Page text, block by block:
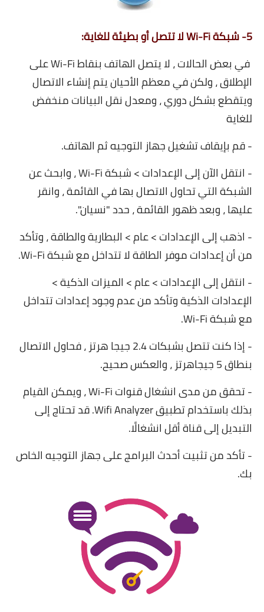
5- شبكة Wi-Fi لا تتصل أو بطيئة للغاية:
في بعض الحالات ، لا يتصل الهاتف بنقاط Wi-Fi على
الإطلاق ، ولكن في معظم الأحيان يتم إنشاء الاتصال
ويتقطع بشكل دوري ، ومعدل نقل البيانات منخفض
للغاية
- قم بإيقاف تشغيل جهاز التوجيه ثم الهاتف.
- انتقل الآن إلى الإعدادات > شبكة Wi-Fi ، وابحث عن
الشبكة التي تحاول الاتصال بها في القائمة ، وانقر
عليها ، وبعد ظهور القائمة ، حدد "نسيان".
- اذهب إلى الإعدادات > عام > البطارية والطاقة ، وتأكد
من أن إعدادات موفر الطاقة لا تتداخل مع شبكة Wi-Fi.
- انتقل إلى الإعدادات > عام > الميزات الذكية >
الإعدادات الذكية وتأكد من عدم وجود إعدادات تتداخل
مع شبكة Wi-Fi.
- إذا كنت تتصل بشبكات 2.4 جيجا هرتز ، فحاول الاتصال
بنطاق 5 جيجاهرتز ، والعكس صحيح.
- تحقق من مدى انشغال قنوات Wi-Fi ، ويمكن القيام
بذلك باستخدام تطبيق Wifi Analyzer. قد تحتاج إلى
التبديل إلى قناة أقل انشغالًا.
- تأكد من تثبيت أحدث البرامج على جهاز التوجيه الخاص
بك.